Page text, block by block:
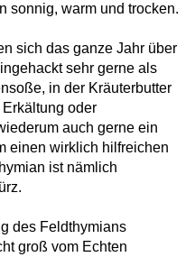
sonnig, warm und trocken.
sich das ganze Jahr über
sehr gerne als
in der Kräuterbutter
oder
auch gerne ein
einen wirklich hilfreichen
ist nämlich
des Feldthymians
groß vom Echten